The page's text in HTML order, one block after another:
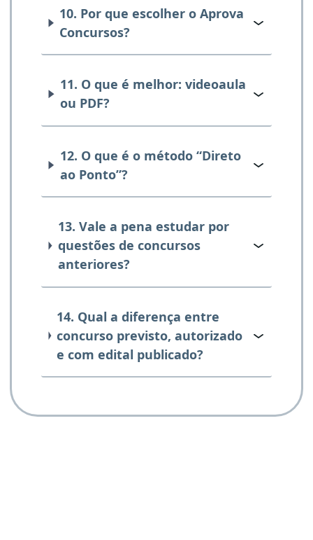
10. Por que escolher o Aprova
Concursos?
11. O que é melhor: videoaula
ou PDF?
12. O que é o método “Direto
ao Ponto”?
13. Vale a pena estudar por
questões de concursos
anteriores?
14. Qual a diferença entre
concurso previsto, autorizado
e com edital publicado?